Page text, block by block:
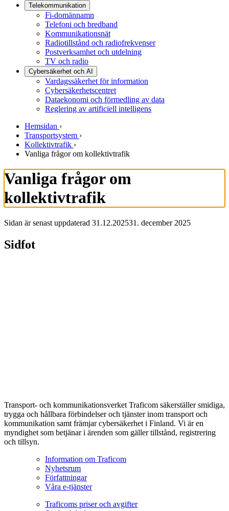
Telekommunikation
Fi-domännamn
Telefoni och bredband
Kommunikationsnät
Radiotillstånd och radiofrekvenser
Postverksamhet och utdelning
TV och radio
Cybersäkerhet och AI
Vardagssäkerhet för information
Cybersäkerhetscentret
Dataekonomi och förmedling av data
Reglering av artificiell intelligens
Hemsidan ›
Transportsystem ›
Kollektivtrafik ›
Vanliga frågor om kollektivtrafik
Vanliga frågor om
kollektivtrafik
Sidan är senast uppdaterad 31.12.202531. december 2025
Sidfot
Transport- och kommunikationsverket Traficom säkerställer smidiga,
trygga och hållbara förbindelser och tjänster inom transport och
kommunikation samt främjar cybersäkerhet i Finland. Vi är en
myndighet som betjänar i ärenden som gäller tillstånd, registrering
och tillsyn.
Information om Traficom
Nyhetsrum
Författningar
Våra e-tjänster
Traficoms priser och avgifter